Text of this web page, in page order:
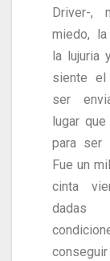
Driver-,
miedo,
la lujuria
siente el
ser
lugar
para ser
Fue un
cinta